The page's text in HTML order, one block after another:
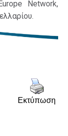
Network,
Εκτύπωση